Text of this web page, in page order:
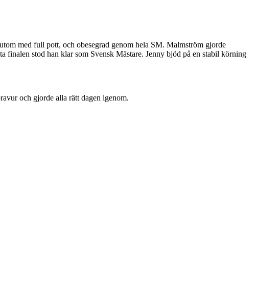
med full pott, och obesegrad genom hela SM. Malmström gjorde
finalen stod han klar som Svensk Mästare. Jenny bjöd på en stabil körning
och gjorde alla rätt dagen igenom.